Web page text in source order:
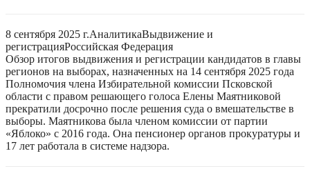
8 сентября 2025 г.АналитикаВыдвижение и
регистрацияРоссийская Федерация
Обзор итогов выдвижения и регистрации кандидатов в главы
регионов на выборах, назначенных на 14 сентября 2025 года
Полномочия члена Избирательной комиссии Псковской
области с правом решающего голоса Елены Маятниковой
прекратили досрочно после решения суда о вмешательстве в
выборы. Маятникова была членом комиссии от партии
«Яблоко» с 2016 года. Она пенсионер органов прокуратуры и
17 лет работала в системе надзора.